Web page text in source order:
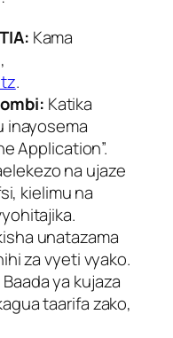
Kama
.
Katika
Application”.
na ujaze
kielimu na
unatazama
za vyeti vyako.
Baada ya kujaza
taarifa zako,